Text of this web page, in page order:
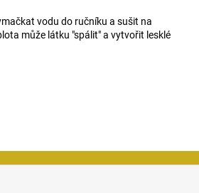
vodu do ručníku a sušit na
může látku "spálit" a vytvořit lesklé